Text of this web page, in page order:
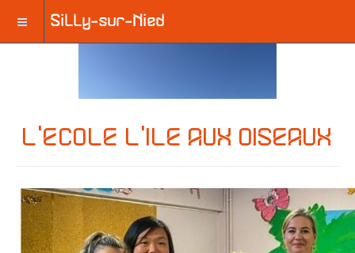
L'ECOLE L'ILE AUX OISEAUX